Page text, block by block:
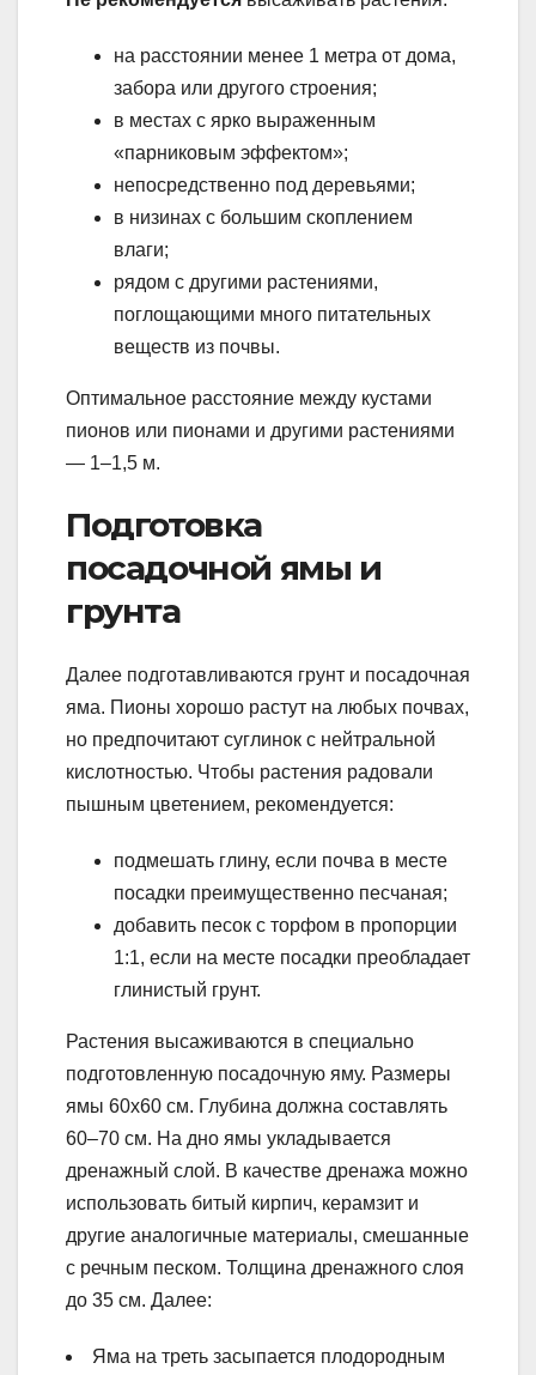
на расстоянии менее 1 метра от дома,
забора или другого строения;
в местах с ярко выраженным
«парниковым эффектом»;
непосредственно под деревьями;
в низинах с большим скоплением
влаги;
рядом с другими растениями,
поглощающими много питательных
веществ из почвы.
Оптимальное расстояние между кустами
пионов или пионами и другими растениями
— 1–1,5 м.
Подготовка
посадочной ямы и
грунта
Далее подготавливаются грунт и посадочная
яма. Пионы хорошо растут на любых почвах,
но предпочитают суглинок с нейтральной
кислотностью. Чтобы растения радовали
пышным цветением, рекомендуется:
подмешать глину, если почва в месте
посадки преимущественно песчаная;
добавить песок с торфом в пропорции
1:1, если на месте посадки преобладает
глинистый грунт.
Растения высаживаются в специально
подготовленную посадочную яму. Размеры
ямы 60х60 см. Глубина должна составлять
60–70 см. На дно ямы укладывается
дренажный слой. В качестве дренажа можно
использовать битый кирпич, керамзит и
другие аналогичные материалы, смешанные
с речным песком. Толщина дренажного слоя
до 35 см. Далее:
Яма на треть засыпается плодородным